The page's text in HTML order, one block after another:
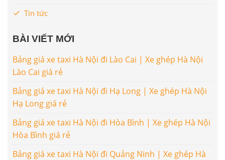
Tin tức
BÀI VIẾT MỚI
Bảng giá xe taxi Hà Nội đi Lào Cai | Xe ghép Hà Nội
Lào Cai giá rẻ
Bảng giá xe taxi Hà Nội đi Hạ Long | Xe ghép Hà Nội
Hạ Long giá rẻ
Bảng giá xe taxi Hà Nội đi Hòa Bình | Xe ghép Hà Nội
Hòa Bình giá rẻ
Bảng giá xe taxi Hà Nội đi Quảng Ninh | Xe ghép Hà